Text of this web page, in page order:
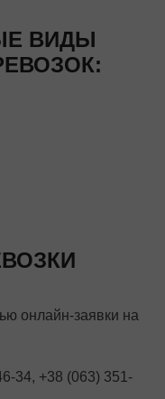
ВИДЫ
онлайн-заявки на
34, +38 (063) 351-